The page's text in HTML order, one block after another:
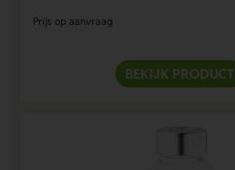
Prijs op aanvraag
BEKIJK PRODUCT